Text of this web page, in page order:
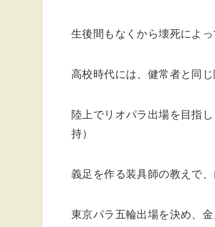
生後間もなくから壊死によ
高校時代には、健常者と同
陸上でリオパラ出場を目指
持）
義足を作る装具師の教えで、
東京パラ五輪出場を決め、金